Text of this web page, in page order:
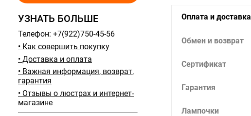
УЗНАТЬ БОЛЬШЕ
Телефон: +7(922)750-45-56
• Как совершить покупку
• Доставка и оплата
• Важная информация, возврат,
гарантия
• Отзывы о люстрах и интернет-
магазине
Оплата и доставка
Обмен и возврат
Сертификат
Гарантия
Лампочки